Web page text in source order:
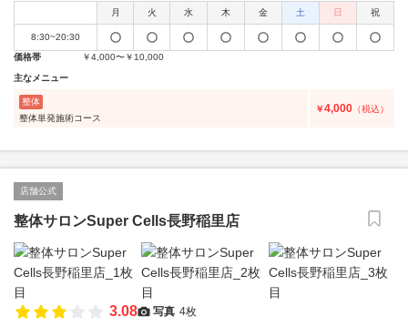
月 火 水 木 金 土 日 祝
8:30~20:30
価格帯
￥4,000〜￥10,000
主なメニュー
整体
整体単発施術コース
￥4,000 （税込）
店舗公式
整体サロンSuper Cells長野稲里店
3.08 写真 4枚